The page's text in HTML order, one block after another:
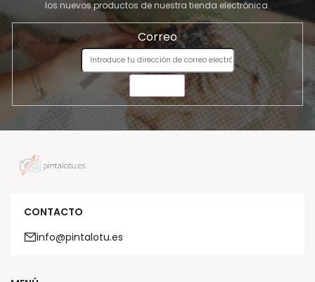
los nuevos productos de nuestra tienda electrónica.
Correo
CONTACTO
info@pintalotu.es